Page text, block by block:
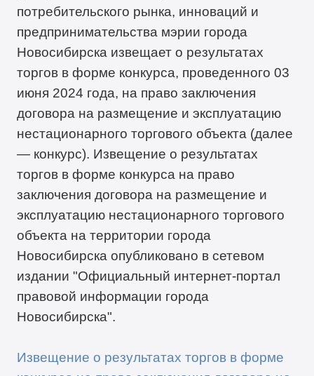
потребительского рынка, инноваций и
предпринимательства мэрии города
Новосибирска извещает о результатах
торгов в форме конкурса, проведенного 03
июня 2024 года, на право заключения
договора на размещение и эксплуатацию
нестационарного торгового объекта (далее
— конкурс). Извещение о результатах
торгов в форме конкурса на право
заключения договора на размещение и
эксплуатацию нестационарного торгового
объекта на территории города
Новосибирска опубликовано в сетевом
издании "Официальный интернет-портал
правовой информации города
Новосибирска".
Извещение о результатах торгов в форме